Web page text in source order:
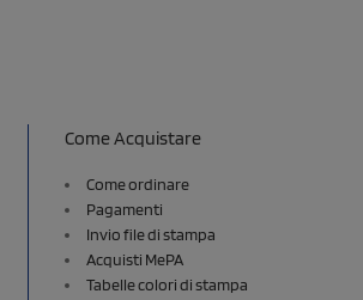
Come Acquistare
Come ordinare
Pagamenti
Invio file di stampa
Acquisti MePA
Tabelle colori di stampa